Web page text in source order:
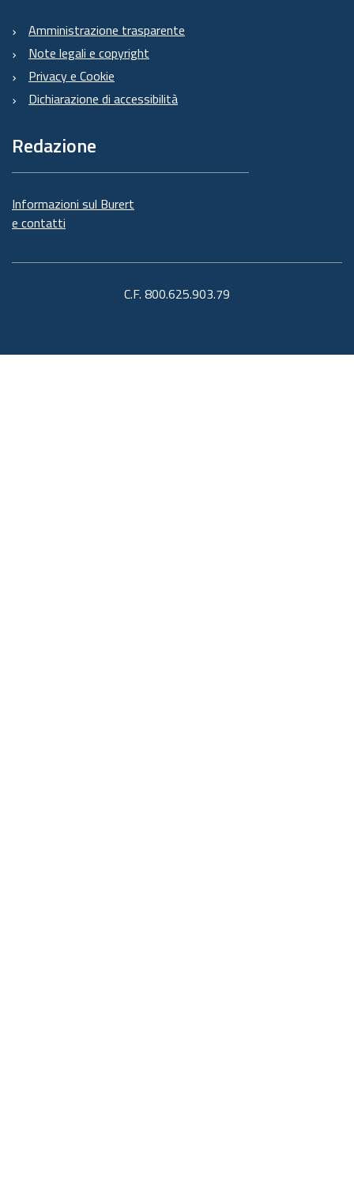
Amministrazione trasparente
Note legali e copyright
Privacy e Cookie
Dichiarazione di accessibilità
Redazione
Informazioni sul Burert
e contatti
C.F. 800.625.903.79